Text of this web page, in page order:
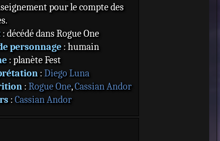
pour le compte des
: décédé dans Rogue One
personnage : humain
: planète Fest
: Diego Luna
: Rogue One,Cassian Andor
: Cassian Andor